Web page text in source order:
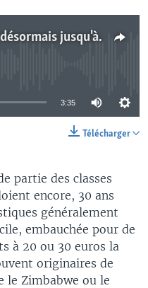
Les Sud-Africains passent désormais jusqu'à 9 heures par jour sans électricité
available
3:35
Télécharger
partie des classes
encore, 30 ans
généralement
embauchée pour de
à 20 ou 30 euros la
originaires de
le Zimbabwe ou le